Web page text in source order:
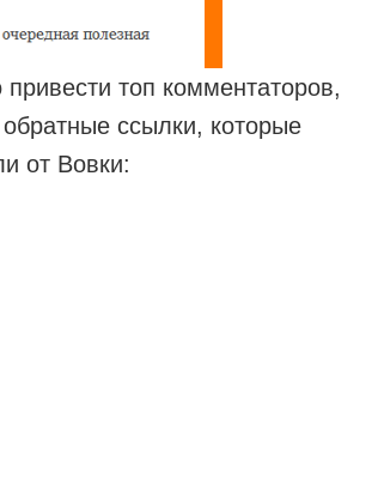
топ комментаторов,
ссылки, которые
от Вовки: